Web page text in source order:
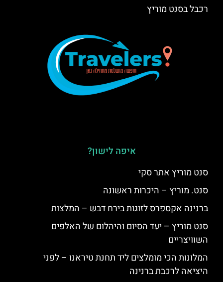
רכבל בסנט מוריץ
איפה לישון?
סנט מוריץ אתר סקי
סנט. מוריץ – היכרות ראשונה
ברנינה אקספרס לזוגות בירח דבש – המלצות
סנט מוריץ – יעד הסיום והיהלום של האלפים
השוויצריים
המלונות הכי מומלצים ליד תחנת טיראנו – לפני
היציאה לרכבת ברנינה